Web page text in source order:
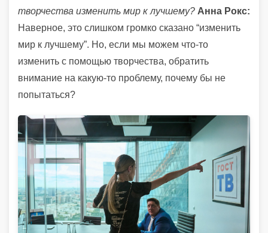
творчества изменить мир к лучшему? Анна Рокс:
Наверное, это слишком громко сказано “изменить
мир к лучшему”. Но, если мы можем что-то
изменить с помощью творчества, обратить
внимание на какую-то проблему, почему бы не
попытаться?